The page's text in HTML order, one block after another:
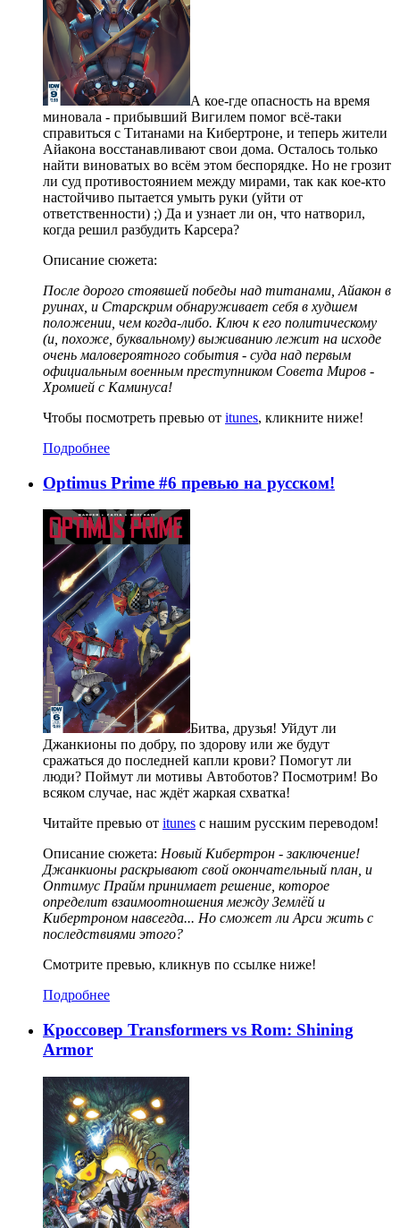
А кое-где опасность на время
миновала - прибывший Вигилем помог всё-таки
справиться с Титанами на Кибертроне, и теперь жители
Айакона восстанавливают свои дома. Осталось только
найти виноватых во всём этом беспорядке. Но не грозит
ли суд противостоянием между мирами, так как кое-кто
настойчиво пытается умыть руки (уйти от
ответственности) ;) Да и узнает ли он, что натворил,
когда решил разбудить Карсера?
Описание сюжета:
После дорого стоявшей победы над титанами, Айакон в
руинах, и Старскрим обнаруживает себя в худшем
положении, чем когда-либо. Ключ к его политическому
(и, похоже, буквальному) выживанию лежит на исходе
очень маловероятного события - суда над первым
официальным военным преступником Совета Миров -
Хромией с Каминуса!
Чтобы посмотреть превью от itunes, кликните ниже!
Подробнее
Optimus Prime #6 превью на русском!
Битва, друзья! Уйдут ли
Джанкионы по добру, по здорову или же будут
сражаться до последней капли крови? Помогут ли
люди? Поймут ли мотивы Автоботов? Посмотрим! Во
всяком случае, нас ждёт жаркая схватка!
Читайте превью от itunes с нашим русским переводом!
Описание сюжета: Новый Кибертрон - заключение!
Джанкионы раскрывают свой окончательный план, и
Оптимус Прайм принимает решение, которое
определит взаимоотношения между Землёй и
Кибертроном навсегда... Но сможет ли Арси жить с
последствиями этого?
Смотрите превью, кликнув по ссылке ниже!
Подробнее
Кроссовер Transformers vs Rom: Shining
Armor